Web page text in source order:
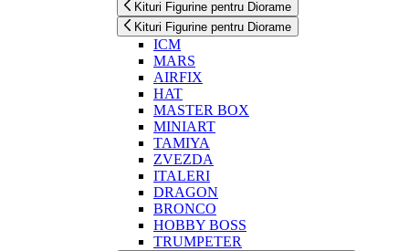
Kituri Figurine pentru Diorame
Kituri Figurine pentru Diorame
ICM
MARS
AIRFIX
HAT
MASTER BOX
MINIART
TAMIYA
ZVEZDA
ITALERI
DRAGON
BRONCO
HOBBY BOSS
TRUMPETER